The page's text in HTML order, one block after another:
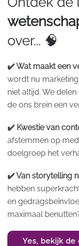
over... 🧠
✔️ Wat maakt een
wordt nu
niet altijd. We
de ons brein een
✔️ Kwestie van
afstemmen op
doelgroep het
✔️ Van storytelling
hebben
en
maximaal
Yes, bekijk de